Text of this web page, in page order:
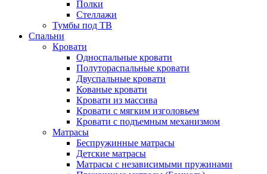
Полки
Стеллажи
Тумбы под ТВ
Спальни
Кровати
Односпальные кровати
Полутораспальные кровати
Двуспальные кровати
Кованые кровати
Кровати из массива
Кровати с мягким изголовьем
Кровати с подъемным механизмом
Матрасы
Беспружинные матрасы
Детские матрасы
Матрасы с независимыми пружинами